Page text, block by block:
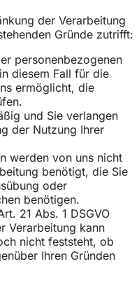
der Verarbeitung
Gründe zutrifft:
personenbezogenen
diesem Fall für die
ermöglicht, die
und Sie verlangen
der Nutzung Ihrer
werden von uns nicht
benötigt, die Sie
oder
benötigen.
21 Abs. 1 DSGVO
Verarbeitung kann
nicht feststeht, ob
Ihren Gründen